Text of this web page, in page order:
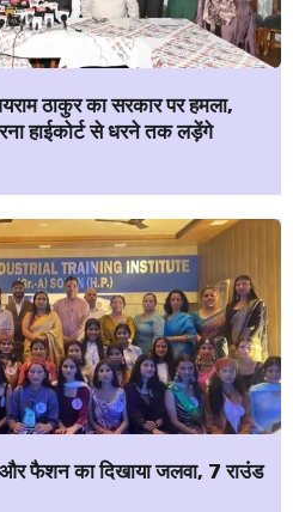
ठाकुर का सरकार पर हमला,
हाईकोर्ट से धरने तक लड़ेंगे
फैशन का दिखाया जलवा, 7 राउंड